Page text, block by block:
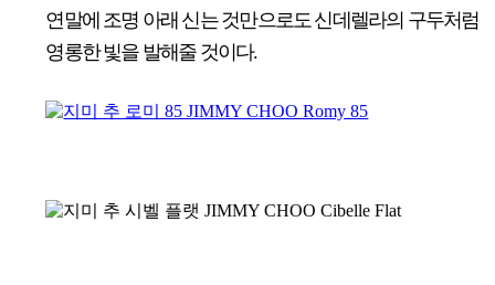
연말에 조명 아래 신는 것만으로도 신데렐라의 구두처럼
영롱한 빛을 발해줄 것이다.